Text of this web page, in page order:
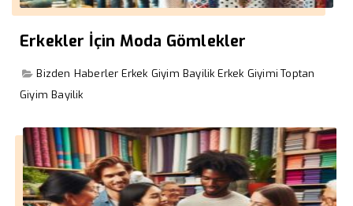
Erkekler İçin Moda Gömlekler
Bizden Haberler Erkek Giyim Bayilik Erkek Giyimi Toptan
Giyim Bayilik